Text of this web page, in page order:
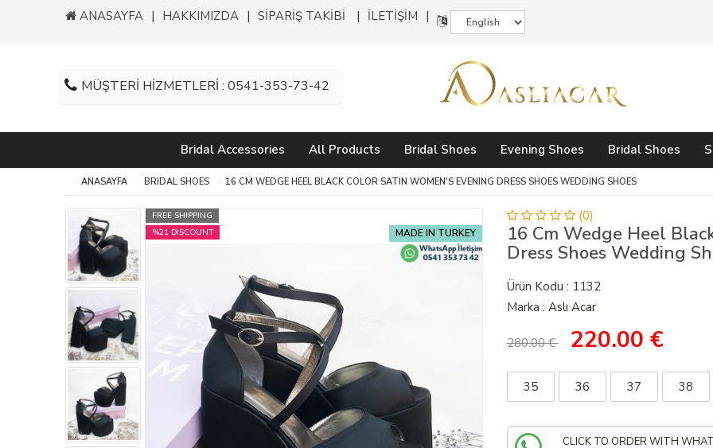
ANASAYFA HAKKIMIZDA SİPARİŞ TAKİBİ İLETİŞİM
MÜŞTERİ HİZMETLERİ : 0541-353-73-42
Bridal Accessories All Products Bridal Shoes Evening Shoes Bridal Shoes
ANASAYFA BRIDAL SHOES 16 CM WEDGE HEEL BLACK COLOR SATIN WOMEN'S EVENING DRESS SHOES WEDDING SHOES
FREE SHIPPING
%21 DISCOUNT
MADE IN TURKEY
(0)
16 Cm Wedge Heel
Dress Shoes Wedding
Ürün Kodu : 1132
Marka : Aslı Acar
280.00 € 220.00 €
35 36 37 38
CLICK TO ORDER WITH